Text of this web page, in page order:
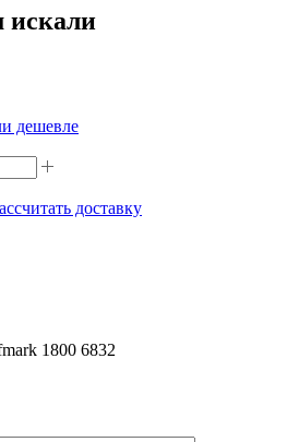
искали
дешевле
доставку
1800 6832